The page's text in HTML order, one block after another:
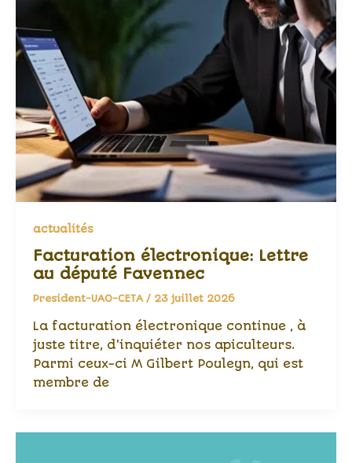
actualités
Facturation électronique: Lettre
au député Favennec
President-UAO-CETA / 23 juillet 2026
La facturation électronique continue , à
juste titre, d’inquiéter nos apiculteurs.
Parmi ceux-ci M Gilbert Pouleyn, qui est
membre de